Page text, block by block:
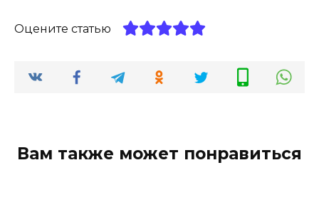
Оцените статью
Вам также может понравиться